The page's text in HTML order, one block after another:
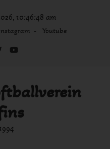
10:46:48 am
Youtube